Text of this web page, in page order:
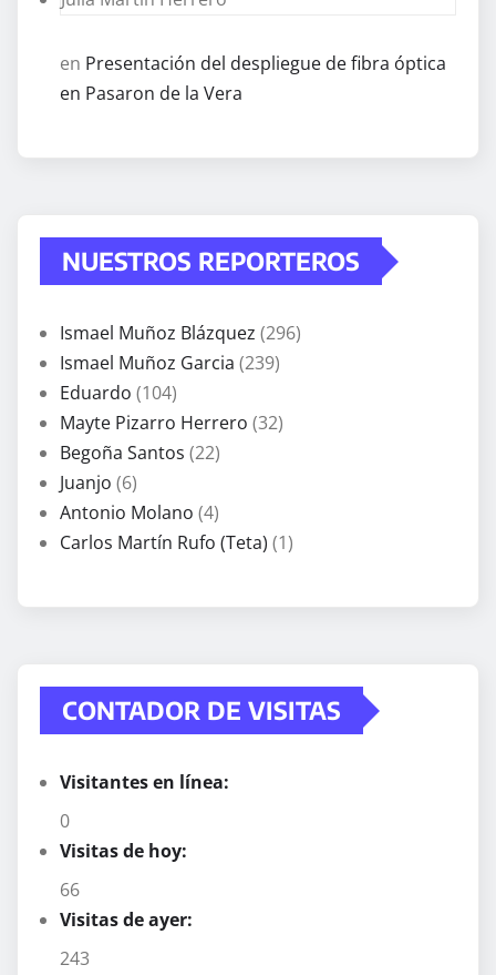
en Presentación del despliegue de fibra óptica
en Pasaron de la Vera
NUESTROS REPORTEROS
Ismael Muñoz Blázquez (296)
Ismael Muñoz Garcia (239)
Eduardo (104)
Mayte Pizarro Herrero (32)
Begoña Santos (22)
Juanjo (6)
Antonio Molano (4)
Carlos Martín Rufo (Teta) (1)
CONTADOR DE VISITAS
Visitantes en línea:
0
Visitas de hoy:
66
Visitas de ayer:
243